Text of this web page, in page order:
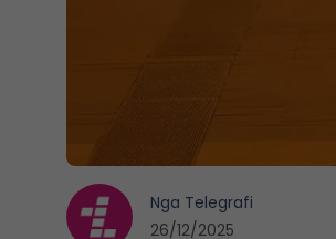
Nga Telegrafi
26/12/2025